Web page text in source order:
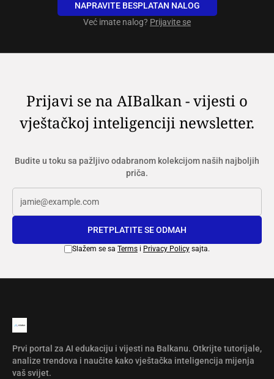
NAPRAVITE BESPLATAN NALOG
Već imate nalog? Prijavite se
Prijavi se na AIBalkan - vijesti o
vještačkoj inteligenciji newsletter.
Budite u toku sa pažljivo odabranom kolekcijom naših najboljih
priča.
PRETPLATITE SE ODMAH
Slažem se sa Terms i Privacy Policy sajta.
Prvi portal za AI edukaciju i vijesti na Balkanu. Otkrijte tutorijale,
analize trendova i naučite kako vještačka inteligencija mijenja
vaš svijet.